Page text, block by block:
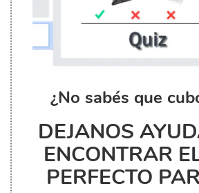
¿No sabés que
DEJANOS
ENCONTRAR
PERFECTO